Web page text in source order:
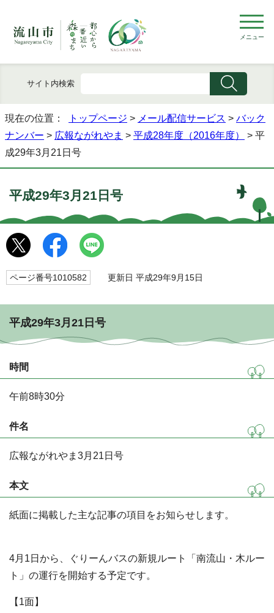
メニュー
サイト内検索
現在の位置： トップページ > メール配信サービス > バック
ナンバー > 広報ながれやま > 平成28年度（2016年度）
> 平
成29年3月21日号
平成29年3月21日号
ページ番号1010582 更新日 平成29年9月15日
平成29年3月21日号
時間
午前8時30分
件名
広報ながれやま3月21日号
本文
紙面に掲載した主な記事の項目をお知らせします。
4月1日から、ぐりーんバスの新規ルート「南流山・木ルー
ト」の運行を開始する予定です。
【1面】